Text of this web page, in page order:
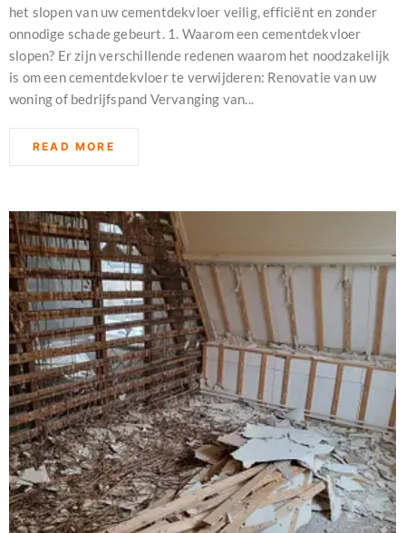
het slopen van uw cementdekvloer veilig, efficiënt en zonder
onnodige schade gebeurt. 1. Waarom een cementdekvloer
slopen? Er zijn verschillende redenen waarom het noodzakelijk
is om een cementdekvloer te verwijderen: Renovatie van uw
woning of bedrijfspand Vervanging van...
READ MORE